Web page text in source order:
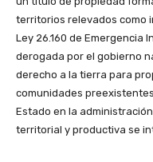
territorios relevados como
Ley 26.160 de Emergencia
derogada por el gobierno
derecho a la tierra para
comunidades
Estado en la
territorial y productiva se